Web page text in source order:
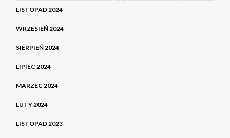
LISTOPAD 2024
WRZESIEŃ 2024
SIERPIEŃ 2024
LIPIEC 2024
MARZEC 2024
LUTY 2024
LISTOPAD 2023